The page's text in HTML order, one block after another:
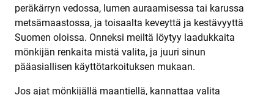
peräkärryn vedossa, lumen auraamisessa tai karussa
metsämaastossa, ja toisaalta keveyttä ja kestävyyttä
Suomen oloissa. Onneksi meiltä löytyy laadukkaita
mönkijän renkaita mistä valita, ja juuri sinun
pääasiallisen käyttötarkoituksen mukaan.
Jos ajat mönkijällä maantiellä, kannattaa valita